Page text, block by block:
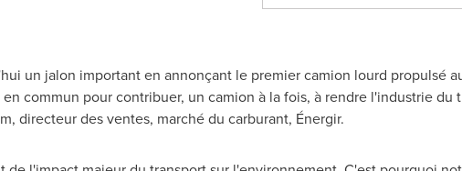
un jalon important en annonçant le premier camion lourd propulsé
commun pour contribuer, un camion à la fois, à rendre l'industrie du
, directeur des ventes, marché du carburant, Énergir.